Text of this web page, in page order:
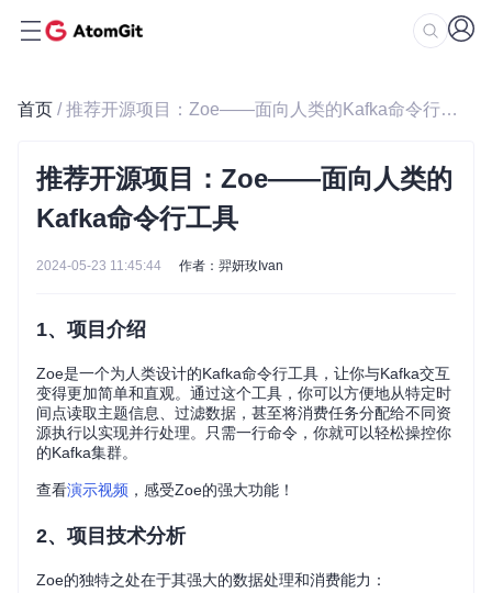
首页 / 推荐开源项目：Zoe——面向人类的Kafka命令行工具
推荐开源项目：Zoe——面向人类的
Kafka命令行工具
2024-05-23 11:45:44 作者：羿妍玫Ivan
1、项目介绍
Zoe是一个为人类设计的Kafka命令行工具，让你与Kafka交互
变得更加简单和直观。通过这个工具，你可以方便地从特定时
间点读取主题信息、过滤数据，甚至将消费任务分配给不同资
源执行以实现并行处理。只需一行命令，你就可以轻松操控你
的Kafka集群。
查看演示视频 ，感受Zoe的强大功能！
2、项目技术分析
Zoe的独特之处在于其强大的数据处理和消费能力：